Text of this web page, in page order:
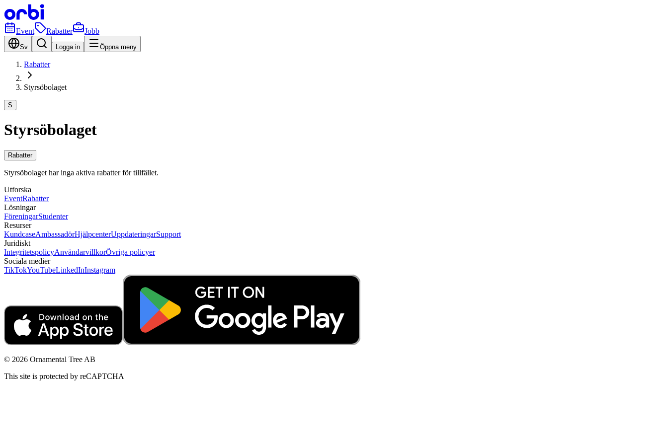
Event Rabatter Jobb
Sv Logga in Öppna meny
Rabatter
Styrsöbolaget
S
Styrsöbolaget
Rabatter
Styrsöbolaget har inga aktiva rabatter för tillfället.
Utforska
EventRabatter
Lösningar
FöreningarStudenter
Resurser
KundcaseAmbassadörHjälpcenterUppdateringarSupport
Juridiskt
IntegritetspolicyAnvändarvillkorÖvriga policyer
Sociala medier
TikTokYouTubeLinkedInInstagram
© 2026 Ornamental Tree AB
This site is protected by reCAPTCHA